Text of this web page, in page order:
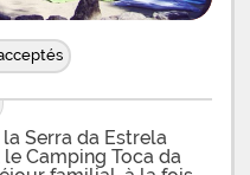
Serra da Estrela
Camping Toca da